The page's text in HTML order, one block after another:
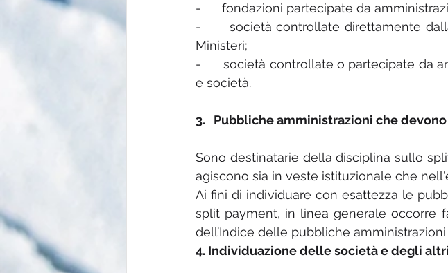
-      fondazioni partecipate da
-      società controllate direttamente
Ministeri;
-      società controllate o partecipate
e società.
3.   Pubbliche amministrazioni che
Sono destinatarie della disciplina sullo
agiscono sia in veste istituzionale che
Ai fini di individuare con esattezza le
split payment, in linea generale occorre
dell’Indice delle pubbliche amministrazioni
4. Individuazione delle società e degli